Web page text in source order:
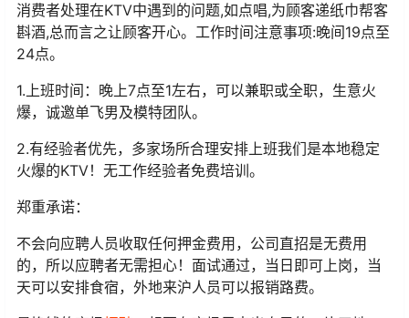
消费者处理在KTV中遇到的问题,如点唱,为顾客递纸巾帮客
斟酒,总而言之让顾客开心。工作时间注意事项:晚间19点至
24点。
1.上班时间：晚上7点至1左右，可以兼职或全职，生意火
爆，诚邀单飞男及模特团队。
2.有经验者优先，多家场所合理安排上班我们是本地稳定
火爆的KTV！无工作经验者免费培训。
郑重承诺：
不会向应聘人员收取任何押金费用，公司直招是无费用
的，所以应聘者无需担心！面试通过，当日即可上岗，当
天可以安排食宿，外地来沪人员可以报销路费。